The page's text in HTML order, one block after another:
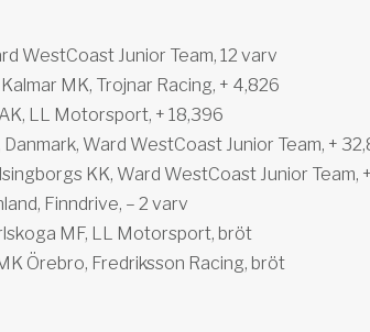
WestCoast Junior Team, 12 varv
MK, Trojnar Racing, + 4,826
LL Motorsport, + 18,396
Ward WestCoast Junior Team, +
KK, Ward WestCoast Junior Team,
Finndrive, – 2 varv
MF, LL Motorsport, bröt
Örebro, Fredriksson Racing, bröt